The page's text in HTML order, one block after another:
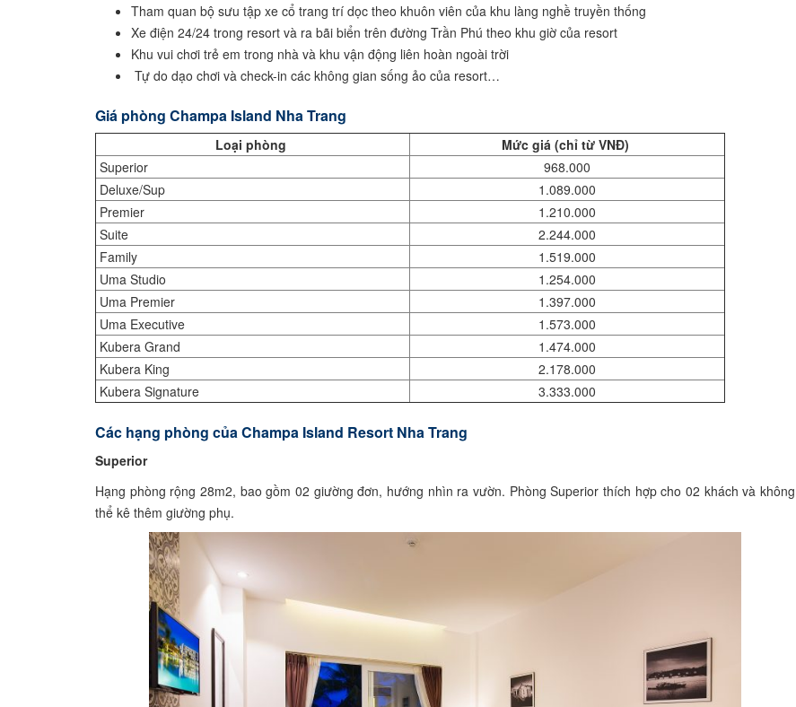
Tham quan bộ sưu tập xe cổ trang trí dọc theo khuôn viên của khu làng nghề truyền thống
Xe điện 24/24 trong resort và ra bãi biển trên đường Trần Phú theo khu giờ của resort
Khu vui chơi trẻ em trong nhà và khu vận động liên hoàn ngoài trời
Tự do dạo chơi và check-in các không gian sống ảo của resort…
Giá phòng Champa Island Nha Trang
Loại phòng
Mức giá (chỉ từ VNĐ)
Superior
968.000
Deluxe/Sup
1.089.000
Premier
1.210.000
Suite
2.244.000
Family
1.519.000
Uma Studio
1.254.000
Uma Premier
1.397.000
Uma Executive
1.573.000
Kubera Grand
1.474.000
Kubera King
2.178.000
Kubera Signature
3.333.000
Các hạng phòng của Champa Island Resort Nha Trang
Superior
Hạng phòng rộng 28m2, bao gồm 02 giường đơn, hướng nhìn ra vườn. Phòng Superior thích hợp cho 02 khách và không
thể kê thêm giường phụ.